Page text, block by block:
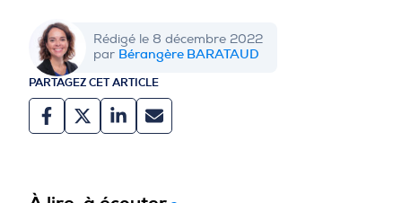
Rédigé le 8 décembre 2022
par Bérangère BARATAUD
PARTAGEZ CET ARTICLE